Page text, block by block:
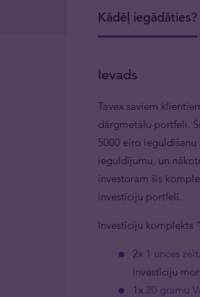
Kādēļ iegādāties?
Ievads
Tavex saviem
dārgmetālu portfeli.
5000 eiro
ieguldījumu, un
investoram šis
investīciju portfelī.
Investīciju komplekts
2x ⁠ 1 unces
investīciju
1x ⁠ 20 gramu